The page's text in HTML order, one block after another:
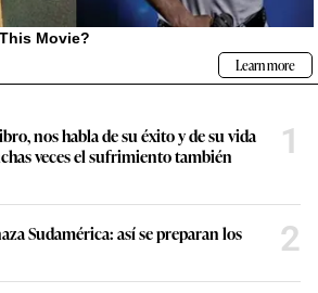
nos habla de su éxito y de su vida
veces el sufrimiento también
1
Sudamérica: así se preparan los
2